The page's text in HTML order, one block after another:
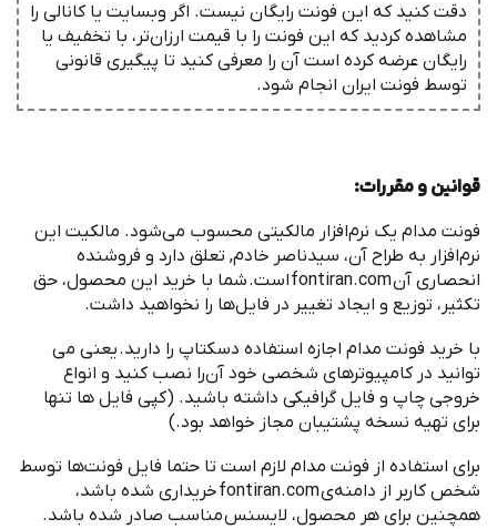
دقت کنید که این فونت رایگان نیست. اگر وبسایت یا کانالی را
مشاهده کردید که این فونت را با قیمت ارزان‌تر، با تخفیف یا
رایگان عرضه کرده است آن را معرفی کنید تا پیگیری قانونی
توسط فونت ‌ایران انجام شود.
قوانین و مقررات:
‌فونت مدام یک نرمافزار مالکیتی محسوب میشود. مالکیت این
نرمافزار به طراح آن، سیدناصر خادم, تعلق دارد و فروشنده
انحصاری آنfontiran.comاست.شما با خرید این محصول، حق
تکثیر، توزیع و ایجاد تغییر در فایلها را نخواهید داشت.
با خرید ‌فونت مدام اجازه استفاده دسکتاپ را دارید.یعنی می
توانید در کامپیوترهای شخصی خود آنرا نصب کنید و انواع
خروجی چاپ و فایل گرافیکی داشته باشید. (کپی فایل ها تنها
برای تهیه نسخه پشتیبان مجاز خواهد بود.)
برای استفاده از ‌فونت مدام لازم است تا حتما فایل فونتها توسط
شخص کاربر از دامنهیfontiran.comخریداری شده باشد،
همچنین برای هر محصول، لایسنس مناسب صادر شده باشد.